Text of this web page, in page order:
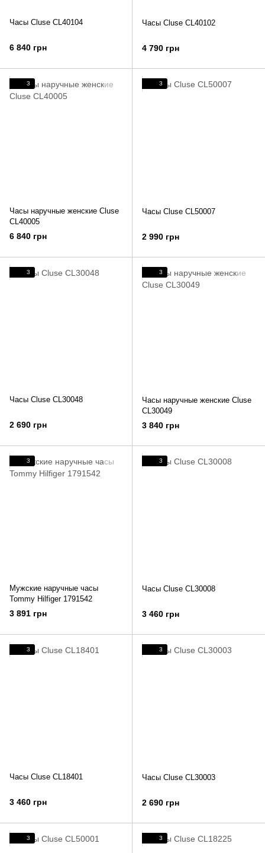
Часы Cluse CL40104
6 840 грн
Часы Cluse CL40102
4 790 грн
3
Часы наручные женские Cluse
CL40005
6 840 грн
3
Часы Cluse CL50007
2 990 грн
3
Часы Cluse CL30048
2 690 грн
3
Часы наручные женские Cluse
CL30049
3 840 грн
3
Мужские наручные часы
Tommy Hilfiger 1791542
3 891 грн
3
Часы Cluse CL30008
3 460 грн
3
Часы Cluse CL18401
3 460 грн
3
Часы Cluse CL30003
2 690 грн
3 3